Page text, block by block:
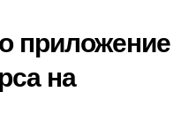
приложение
на